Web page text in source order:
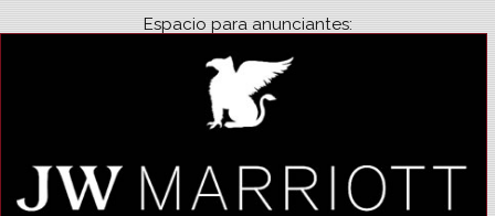
Espacio para anunciantes: